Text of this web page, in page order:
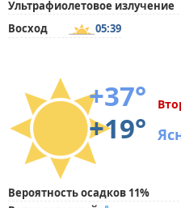
Ультрафиолетовое излучение
Восход
05:39
+37°
+19°
Вероятность осадков 11%